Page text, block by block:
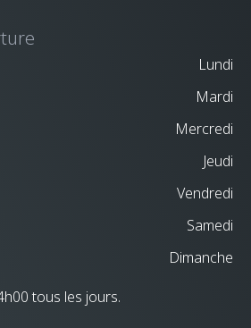
Lundi
Mardi
Mercredi
Jeudi
Vendredi
Samedi
Dimanche
tous les jours.